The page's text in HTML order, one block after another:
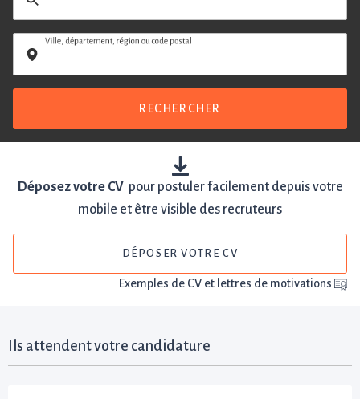
Ville, département, région ou code postal
RECHERCHER
Déposez votre CVpour postuler facilement depuis votre
mobile et être visible des recruteurs
DÉPOSER VOTRE CV
Exemples de CV et lettres de motivations
Ils attendent votre candidature